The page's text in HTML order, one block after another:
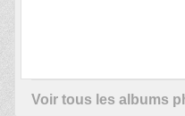
Voir tous les albums